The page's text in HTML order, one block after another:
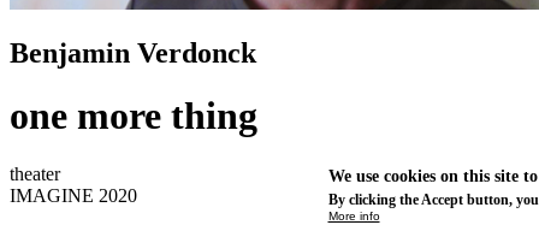
Benjamin Verdonck
one more thing
theater
IMAGINE 2020
We use cookies on this site
By clicking the Accept button,
More info